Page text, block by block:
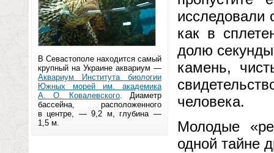
В Севастополе находится самый
крупный на Украине аквариум —
Аквариум Института биологии
Южных морей им. академика
А. О. Ковалевского. Диаметр
бассейна, расположенного
в центре, — 9,2 м, глубина —
1,5 м.
исследовали
как в
долю
камень,
человека.
Молодые
одной тайне